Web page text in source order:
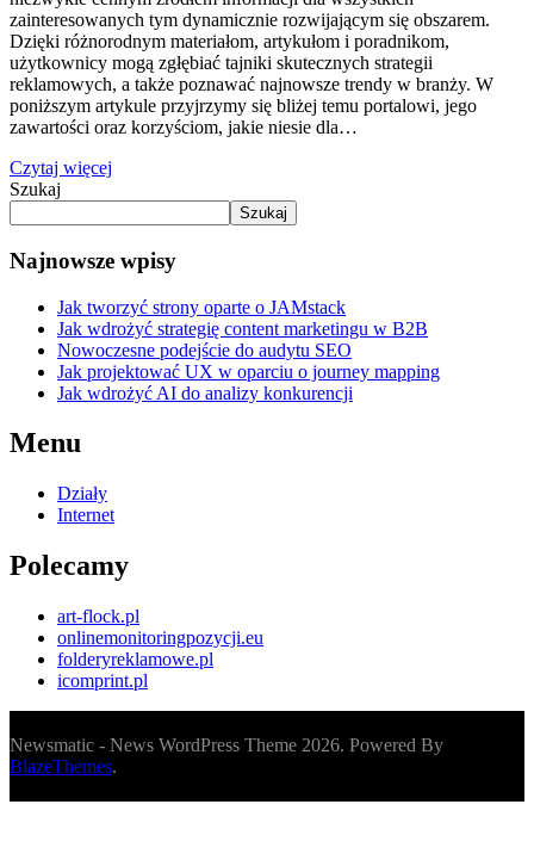
zainteresowanych tym dynamicznie rozwijającym się obszarem.
Dzięki różnorodnym materiałom, artykułom i poradnikom,
użytkownicy mogą zgłębiać tajniki skutecznych strategii
reklamowych, a także poznawać najnowsze trendy w branży. W
poniższym artykule przyjrzymy się bliżej temu portalowi, jego
zawartości oraz korzyściom, jakie niesie dla…
Czytaj więcej
Szukaj
Szukaj
Najnowsze wpisy
Jak tworzyć strony oparte o JAMstack
Jak wdrożyć strategię content marketingu w B2B
Nowoczesne podejście do audytu SEO
Jak projektować UX w oparciu o journey mapping
Jak wdrożyć AI do analizy konkurencji
Menu
Działy
Internet
Polecamy
art-flock.pl
onlinemonitoringpozycji.eu
folderyreklamowe.pl
icomprint.pl
Newsmatic - News WordPress Theme 2026. Powered By
BlazeThemes.